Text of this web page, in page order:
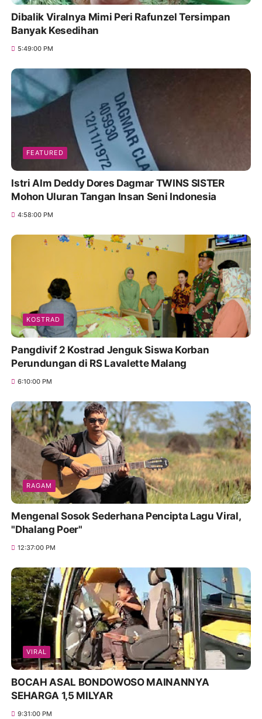
Dibalik Viralnya Mimi Peri Rafunzel Tersimpan
Banyak Kesedihan
5:49:00 PM
FEATURED
Istri Alm Deddy Dores Dagmar TWINS SISTER
Mohon Uluran Tangan Insan Seni Indonesia
4:58:00 PM
KOSTRAD
Pangdivif 2 Kostrad Jenguk Siswa Korban
Perundungan di RS Lavalette Malang
6:10:00 PM
RAGAM
Mengenal Sosok Sederhana Pencipta Lagu Viral,
"Dhalang Poer"
12:37:00 PM
VIRAL
BOCAH ASAL BONDOWOSO MAINANNYA
SEHARGA 1,5 MILYAR
9:31:00 PM